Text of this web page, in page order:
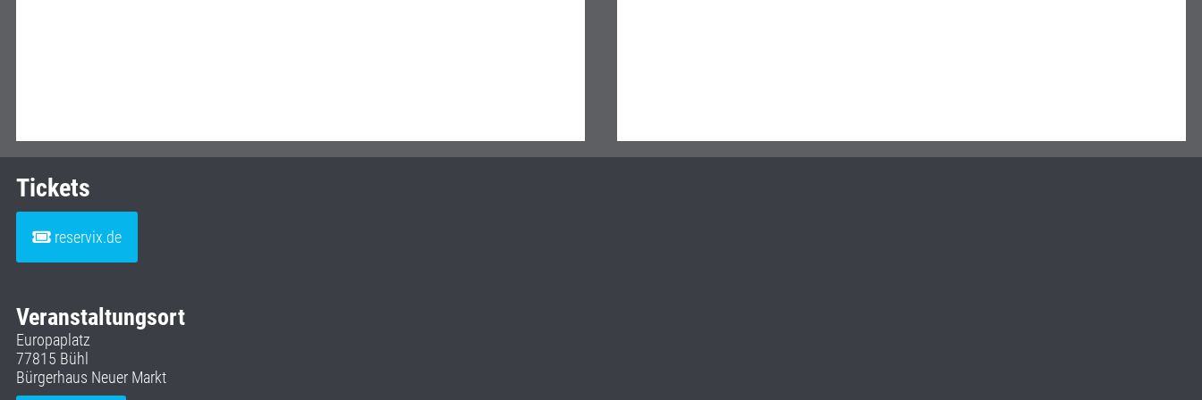
Tickets
reservix.de
Veranstaltungsort
Europaplatz
77815 Bühl
Bürgerhaus Neuer Markt